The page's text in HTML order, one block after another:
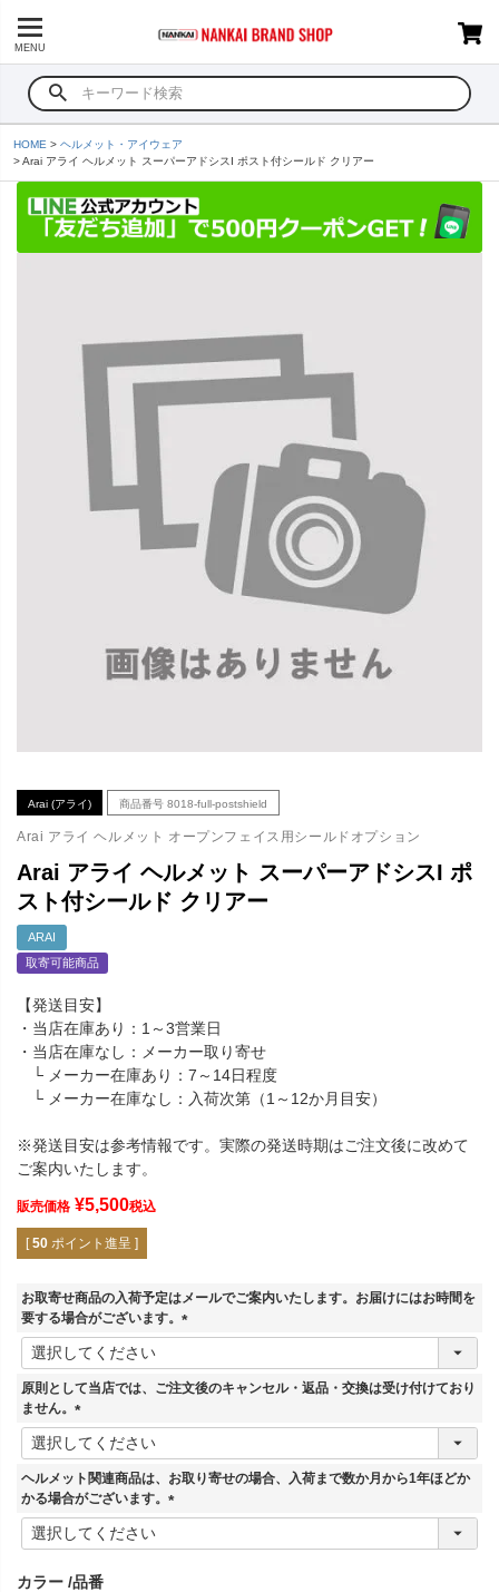
MENU
HOME
ヘルメット・アイウェア
Arai アライ ヘルメット スーパーアドシスI ポスト付シールド クリアー
Arai (アライ) 商品番号 8018-full-postshield
Arai アライ ヘルメット オープンフェイス用シールドオプション
Arai アライ ヘルメット スーパーアドシスI ポ
スト付シールド クリアー
ARAI
取寄可能商品
【発送目安】
・当店在庫あり：1～3営業日
・当店在庫なし：メーカー取り寄せ
└ メーカー在庫あり：7～14日程度
└ メーカー在庫なし：入荷次第（1～12か月目安）
※発送目安は参考情報です。実際の発送時期はご注文後に改めて
ご案内いたします。
販売価格 ¥5,500税込
[ 50 ポイント進呈 ]
お取寄せ商品の入荷予定はメールでご案内いたします。お届けにはお時間を
要する場合がございます。
(
須
原則として当店では、ご注文後のキャンセル・返品・交換は受け付けており
ません。
(
必
須
)
ヘルメット関連商品は、お取り寄せの場合、入荷まで数か月から1年ほどか
かる場合がございます。
(
カラー 品番